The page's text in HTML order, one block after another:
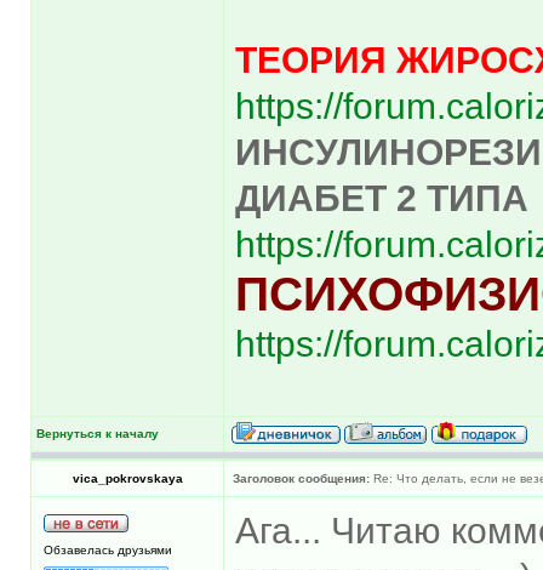
ТЕОРИЯ
https://
ДИАБЕТ 2 ТИПА
https://
https://
Вернуться к началу
vica_pokrovskaya Заголовок сообщения: Re: Что делать, если не
Обзавелась друзьями
Ага... Читаю